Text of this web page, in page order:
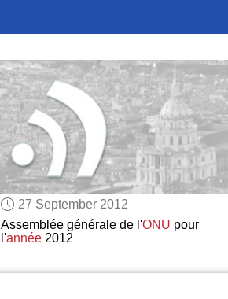
27 September 2012
Assemblée générale de l'ONU pour
l'année2012